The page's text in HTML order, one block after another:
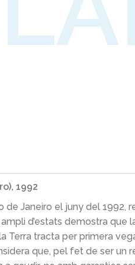
1992
de Janeiro el juny del
d’estats demostra
Terra tracta per primera
que, pel fet de ser